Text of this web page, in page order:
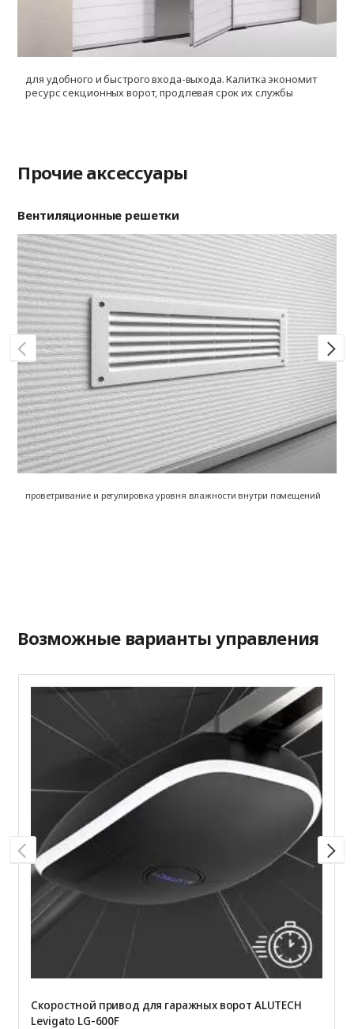
для удобного и быстрого входа-выхода. Калитка экономит
ресурс секционных ворот, продлевая срок их службы
Прочие аксессуары
Вентиляционные решетки
проветривание и регулировка уровня влажности внутри помещений
Возможные варианты управления
Скоростной привод для гаражных ворот ALUTECH
Levigato LG-600F